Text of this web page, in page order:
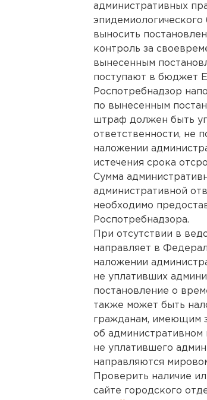
административных
выносить
контроль за
вынесенным
поступают в бюджет
Роспотребнадзор
по вынесенным
штраф должен быть
ответственности, не
наложении
истечения срока
Сумма
административной
необходимо
Роспотребнадзора.
При отсутствии в
направляет в
наложении
не уплативших
постановление о
также может быть
гражданам, имеющим
об
не уплатившего
направляются
Проверить наличие
сайте городского